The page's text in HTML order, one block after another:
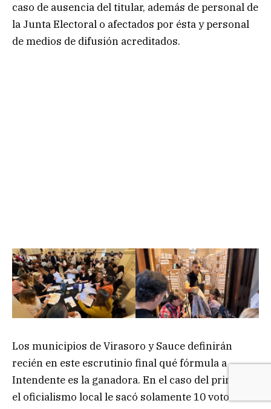
caso de ausencia del titular, además de personal de
la Junta Electoral o afectados por ésta y personal
de medios de difusión acreditados.
Los municipios de Virasoro y Sauce definirán
recién en este escrutinio final qué fórmula a
Intendente es la ganadora. En el caso del primero,
el oficialismo local le sacó solamente 10 votos de